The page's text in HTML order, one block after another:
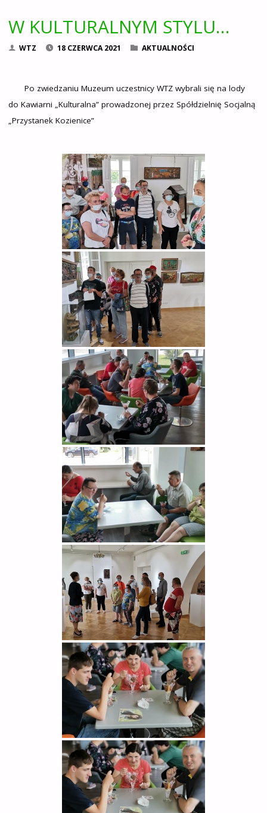
W KULTURALNYM STYLU…
WTZ 18 CZERWCA 2021 AKTUALNOŚCI
Po zwiedzaniu Muzeum uczestnicy WTZ wybrali się na lody
do Kawiarni „Kulturalna” prowadzonej przez Spółdzielnię Socjalną
„Przystanek Kozienice”